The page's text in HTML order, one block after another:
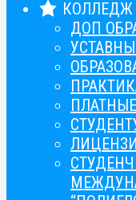
КОЛЛЕДЖ
ДОП